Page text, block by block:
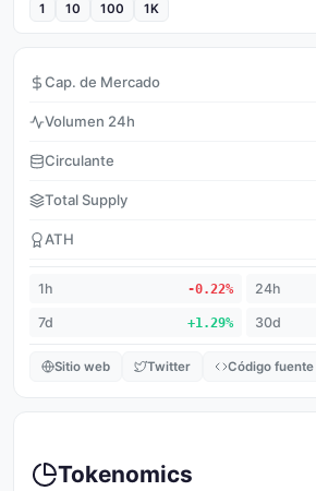
1 10 100 1K
Cap. de Mercado
Volumen 24h
Circulante
Total Supply
ATH
1h -0.22% 24h
7d +1.29% 30d
Sitio web Twitter Código fuente
Tokenomics